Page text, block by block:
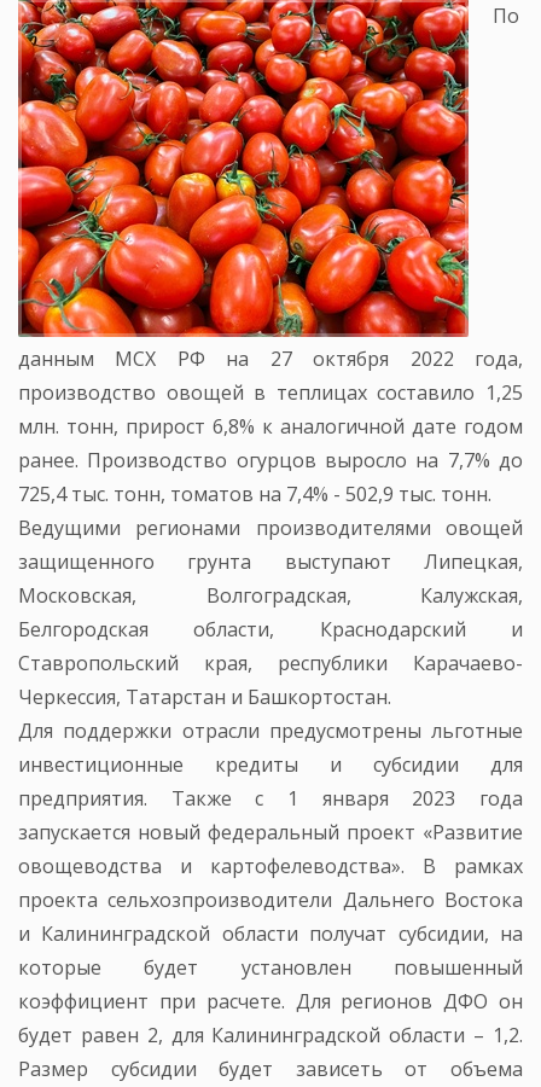
По
данным МСХ РФ на 27 октября 2022 года,
производство овощей в теплицах составило 1,25
млн. тонн, прирост 6,8% к аналогичной дате годом
ранее. Производство огурцов выросло на 7,7% до
725,4 тыс. тонн, томатов на 7,4% - 502,9 тыс. тонн.
Ведущими регионами производителями овощей
защищенного грунта выступают Липецкая,
Московская, Волгоградская, Калужская,
Белгородская области, Краснодарский и
Ставропольский края, республики Карачаево-
Черкессия, Татарстан и Башкортостан.
Для поддержки отрасли предусмотрены льготные
инвестиционные кредиты и субсидии для
предприятия. Также с 1 января 2023 года
запускается новый федеральный проект «Развитие
овощеводства и картофелеводства». В рамках
проекта сельхозпроизводители Дальнего Востока
и Калининградской области получат субсидии, на
которые будет установлен повышенный
коэффициент при расчете. Для регионов ДФО он
будет равен 2, для Калининградской области – 1,2.
Размер субсидии будет зависеть от объема